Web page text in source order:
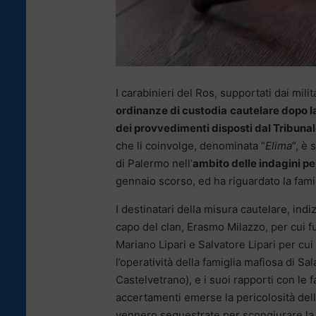
I carabinieri del Ros, supportati dai
ordinanze di custodia cautelare dopo
dei provvedimenti disposti dal
che li coinvolge, denominata “Elima“, è
di Palermo nell’ambito delle indagini
gennaio scorso, ed ha riguardato la
I destinatari della misura cautelare,
capo del clan, Erasmo Milazzo, per cui
Mariano Lipari e Salvatore Lipari per
l’operatività della famiglia mafiosa di
Castelvetrano), e i suoi rapporti con le
accertamenti emerse la pericolosità